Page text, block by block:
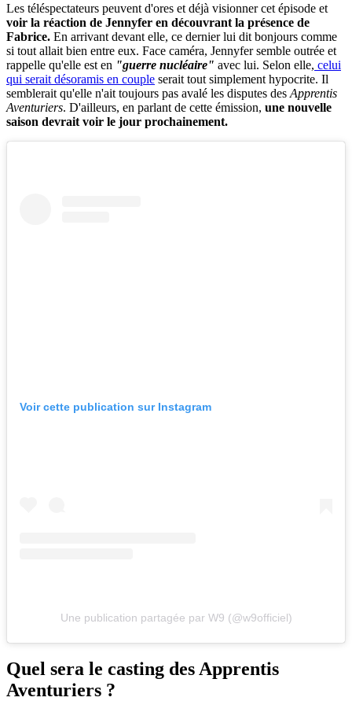
Les téléspectateurs peuvent d'ores et déjà visionner cet épisode et
voir la réaction de Jennyfer en découvrant la présence de
Fabrice. En arrivant devant elle, ce dernier lui dit bonjours comme
si tout allait bien entre eux. Face caméra, Jennyfer semble outrée et
rappelle qu'elle est en "guerre nucléaire" avec lui. Selon elle, celui
qui serait désoramis en couple serait tout simplement hypocrite. Il
semblerait qu'elle n'ait toujours pas avalé les disputes desApprentis
Aventuriers. D'ailleurs, en parlant de cette émission, une nouvelle
saison devrait voir le jour prochainement.
Voir cette publication sur Instagram
Une publication partagée par W9 (@w9officiel)
Quel sera le casting des Apprentis
Aventuriers ?